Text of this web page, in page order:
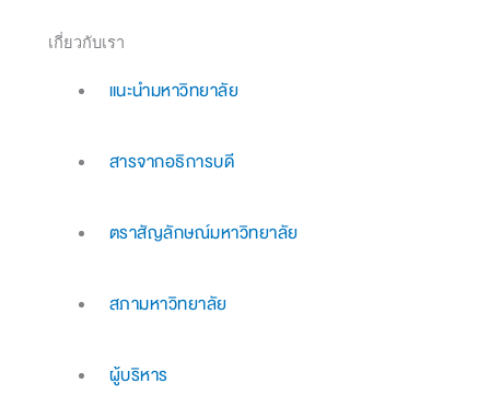
เกี่ยวกับเรา
แนะนำมหาวิทยาลัย
สารจากอธิการบดี
ตราสัญลักษณ์มหาวิทยาลัย
สภามหาวิทยาลัย
ผู้บริหาร